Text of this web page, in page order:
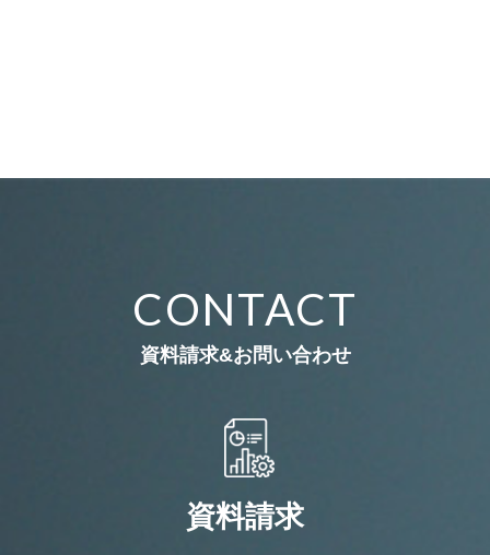
CONTACT
資料請求&お問い合わせ
資料請求